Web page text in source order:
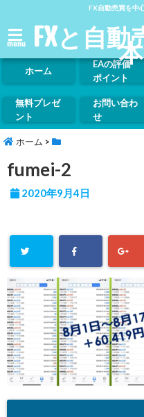
FX自動売買を中
menu FXと自動
ホーム
EAの評価
ポイント
無料プレゼ
ント
お問い合わ
せ
ホーム >
fumei-2
2020年9月4日